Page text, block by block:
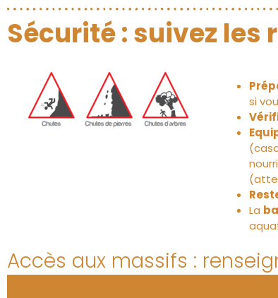
Sécurité : suivez les
si
La
Accès aux massifs :